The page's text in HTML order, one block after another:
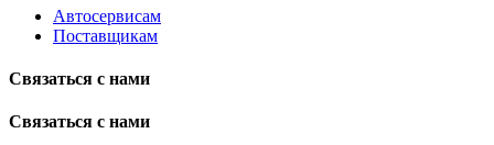
Автосервисам
Поставщикам
Связаться с нами
Связаться с нами